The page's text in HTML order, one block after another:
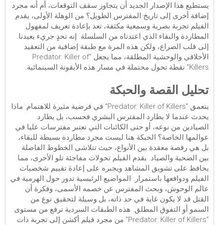
يستطيع هذا الإصدار الجديد أن يتجاوز سقف التوقعات، أم أنه مجرد
إضافة أخرى إلى تاريخ المفترس الطويل؟ من الوهلة الأولى، يقدم
الفيلم تجربة بصرية وسمعية مكثفة، تعد بإعادة تعريف لمفهول
المطاردة والبقاء الذي اعتدناه من السلسلة. إنه تحدٍ جريء يعيدنا
إلى قلب الصراع، ولكن هذه المرة مع طبقة إضافية من التعقيد
الأخلاقي والوحشية المطلقة، مما يجعل "Predator: Killer of
Killers" نقطة تحول محتملة في مسار هذه الأيقونة السينمائية.
تحليل القصة والحبكة
يتعمق "Predator: Killer of Killers" في فرضية مثيرة للاهتمام: ماذا
يحدث عندما لا يطارد المفترس البشري فحسب، بل يطارد
الصيادين من نوعه، أو حتى الكائنات التي تعتبر مفترسات عليا في
عوالمها الخاصة؟ الحبكة هنا ليست مجرد مطاردة بسيطة للبقاء،
بل هي رقصة معقدة بين الأنواع، حيث تتلاشى الخطوط الفاصلة
بين الضحية والصياد. يقدم الفيلم تحولات مفاجئة تلو الأخرى، مما
يحافظ على تشويق المشاهد ويجبره على إعادة تقييم شخصيات
الفيلم ودوافعها باستمرار. المواضيع الرئيسية تدور حول الهرمية في
عالم الوحوش، وبحث المفترس عن خصمه الأسمى، وفكرة أن
القتل قد لا يكون غاية في حد ذاته، بل وسيلة لتحقيق نوع من
السمو أو التفوق المطلق. هذه الطبقات السردية ترفع من مستوى
"Predator: Killer of Killers" من مجرد فيلم أكشن إلى تجربة ذات